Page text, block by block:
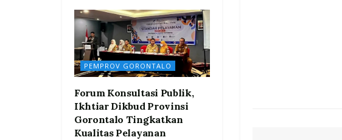
PEMPROV GORONTALO
Forum Konsultasi Publik,
Ikhtiar Dikbud Provinsi
Gorontalo Tingkatkan
Kualitas Pelayanan